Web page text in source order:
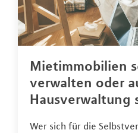
Mietimmobilien
verwalten oder
Hausverwaltung
Wer sich für die